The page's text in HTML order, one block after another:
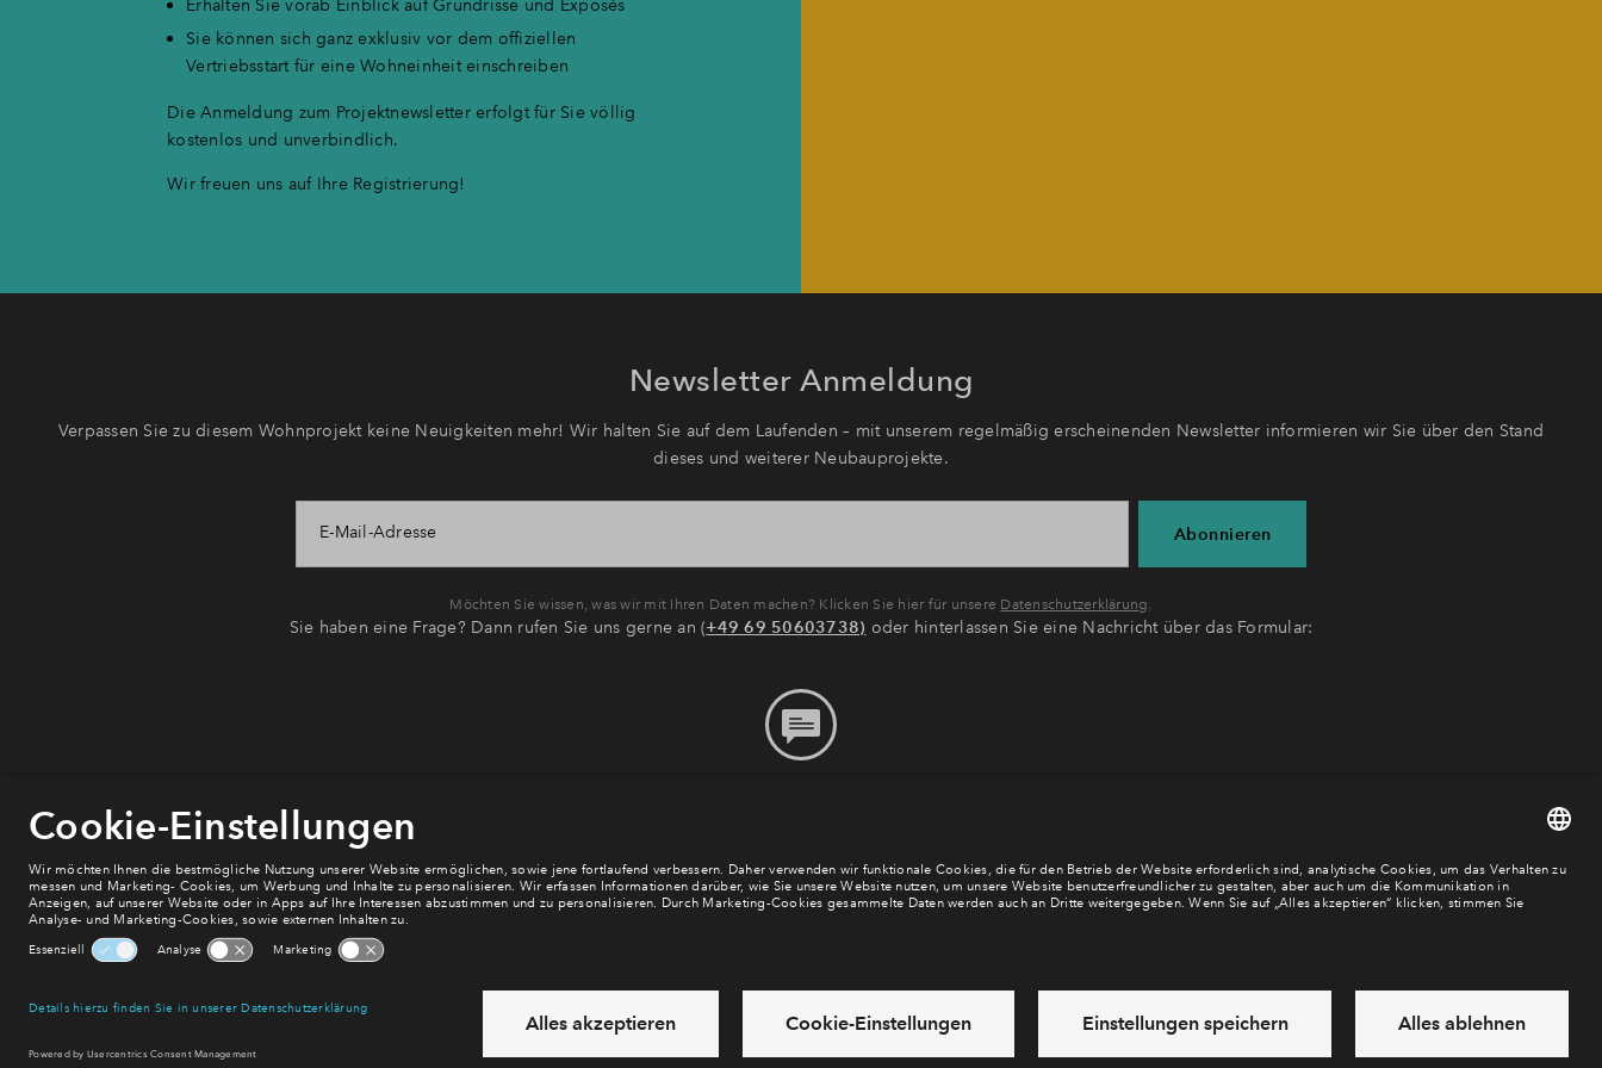
Erhalten Sie vorab Einblick auf Grundrisse und Exposés
Sie können sich ganz exklusiv vor dem offiziellen
Vertriebsstart für eine Wohneinheit einschreiben
Die Anmeldung zum Projektnewsletter erfolgt für Sie völlig
kostenlos und unverbindlich.
Wir freuen uns auf Ihre Registrierung!
Newsletter Anmeldung
Verpassen Sie zu diesem Wohnprojekt keine Neuigkeiten mehr! Wir halten Sie auf dem Laufenden – mit unserem regelmäßig erscheinenden Newsletter informieren wir Sie über den Stand
dieses und weiterer Neubauprojekte.
E-Mail-Adresse Abonnieren
Möchten Sie wissen, was wir mit Ihren Daten machen? Klicken Sie hier für unsere Datenschutzerklärung.
Sie haben eine Frage? Dann rufen Sie uns gerne an (+49 69 50603738) oder hinterlassen Sie eine Nachricht über das Formular: